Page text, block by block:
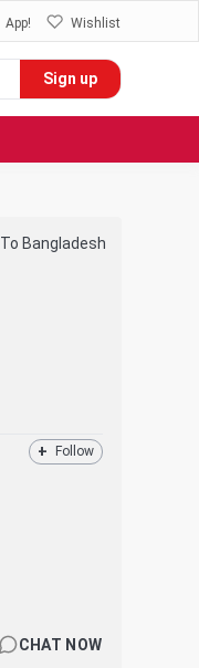
App! Wishlist
Sign up
To Bangladesh
+ Follow
CHAT NOW